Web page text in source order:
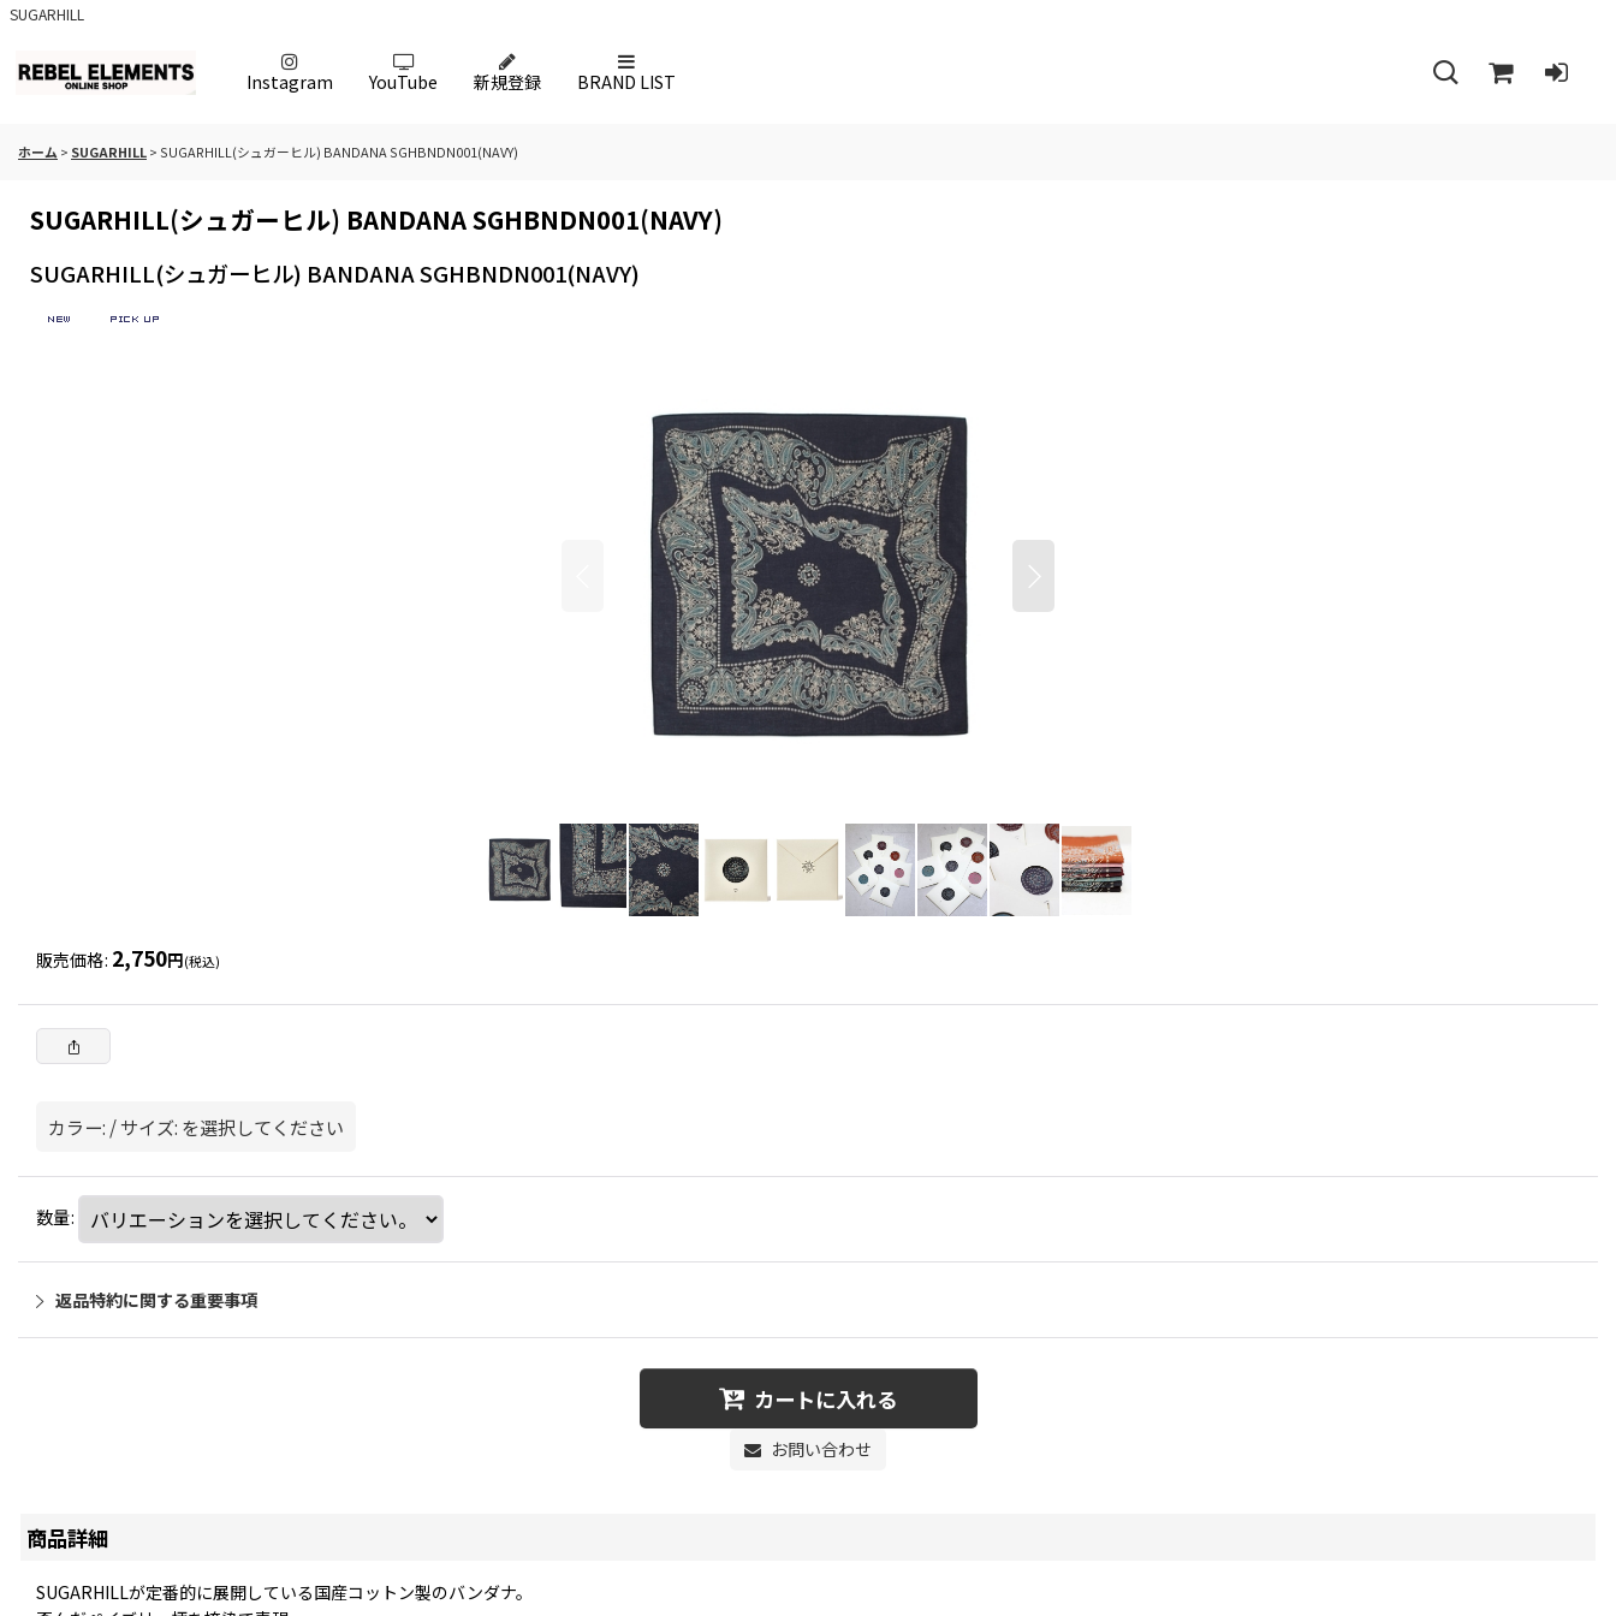
SUGARHILL
Instagram YouTube 新規登録 BRAND LIST
ホーム > SUGARHILL> SUGARHILL(シュガーヒル) BANDANA SGHBNDN001(NAVY)
SUGARHILL(シュガーヒル) BANDANA SGHBNDN001(NAVY)
SUGARHILL(シュガーヒル) BANDANA SGHBNDN001(NAVY)
販売価格: 2,750円(税込)
カラー: /サイズ: を選択してください
数量:
返品特約に関する重要事項
カートに入れる
お問い合わせ
商品詳細
SUGARHILLが定番的に展開している国産コットン製のバンダナ。